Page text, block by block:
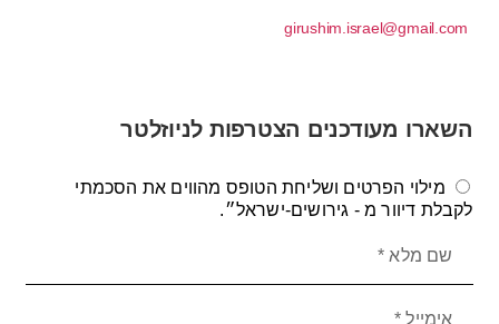
girushim.israel@gmail.com
השארו מעודכנים הצטרפות לניוזלטר
מילוי הפרטים ושליחת הטופס מהווים את הסכמתי
לקבלת דיוור מ - גירושים-ישראל״.